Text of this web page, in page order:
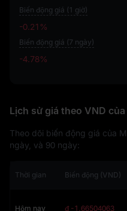
Biến động giá (1 giờ)
-0.21%
Biến động giá (7 ngày)
-4.78%
Lịch sử giá theo VND của
Theo dõi biến động giá của
ngày, và 90 ngày:
Thời gian Biến động (VND)
Hôm nay ₫ -1.66504063